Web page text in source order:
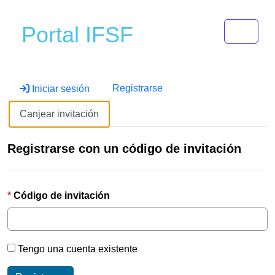
Portal IFSF
Iniciar sesión Registrarse
Canjear invitación
Registrarse con un código de invitación
Código de invitación
Tengo una cuenta existente